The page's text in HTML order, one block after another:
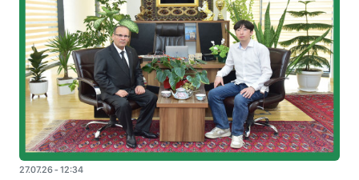
27.07.26 - 12:34